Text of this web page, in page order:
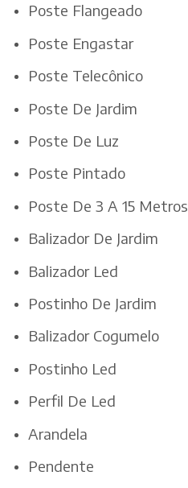
Poste Flangeado
Poste Engastar
Poste Telecônico
Poste De Jardim
Poste De Luz
Poste Pintado
Poste De 3 A 15 Metros
Balizador De Jardim
Balizador Led
Postinho De Jardim
Balizador Cogumelo
Postinho Led
Perfil De Led
Arandela
Pendente